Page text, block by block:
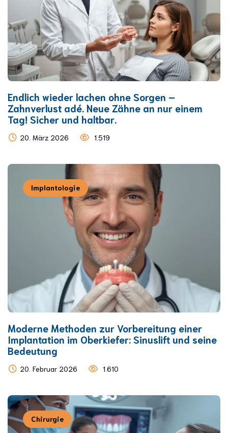
Endlich wieder lachen ohne Sorgen –
Zahnverlust adé. Neue Zähne an nur einem
Tag! Sicher und haltbar.
20. März 2026 1.519
Implantologie
Moderne Methoden zur Vorbereitung einer
Implantation im Oberkiefer: Sinuslift und seine
Bedeutung
20. Februar 2026 1.610
Chirurgie